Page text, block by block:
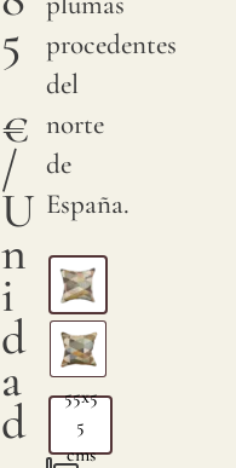
5
€
/
U
n
i
d
a
d
procedentes
del
norte
de
España.
55x5
5
cms